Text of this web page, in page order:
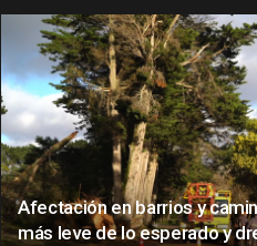
Afectación en barrios y
más leve de lo esperado y